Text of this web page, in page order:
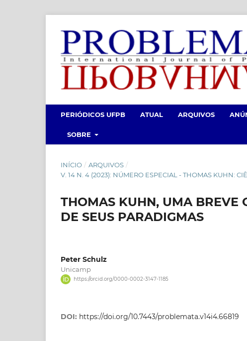
PERIÓDICOS UFPB ATUAL ARQUIVOS
SOBRE
INÍCIO / ARQUIVOS /
V. 14 N. 4 (2023): NÚMERO ESPECIAL - THOMAS KUHN:
THOMAS KUHN, UMA BREVE
DE SEUS PARADIGMAS
Peter Schulz
Unicamp
https://orcid.org/0000-0002-3147-1185
DOI: https://doi.org/10.7443/problemata.v14i4.66819